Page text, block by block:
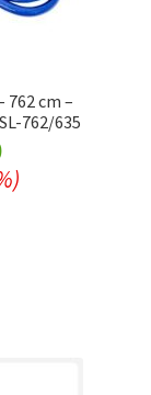
cm –
762/635
Current
price